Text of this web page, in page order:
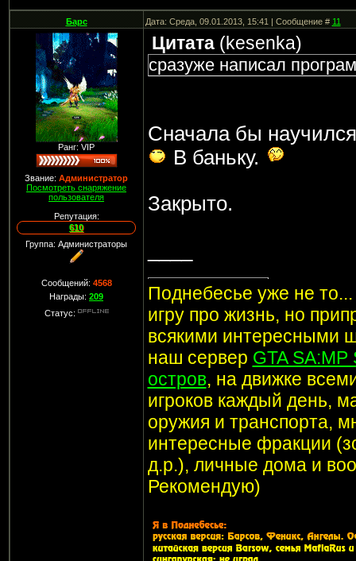
Барс Дата: Среда, 09.01.2013, 15:41 | Сообщение #11
Ранг: VIP
Звание: Администратор
Посмотреть снаряжение
пользователя
Репутация:
610
Группа: Администраторы
Сообщений: 4568
Награды: 209
Статус:
Цитата(kesenka)
сразуже написал
Сначала бы
В баньку.
Закрыто.
Поднебесье уже не
игру про жизнь, но
всякими интересными
наш сервер GTA SA:MP
остров, на движке
игроков каждый день,
оружия и транспорта,
интересные фракции
д.р.), личные дома и
Рекомендую)